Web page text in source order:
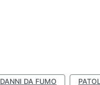
DANNI DA FUMO